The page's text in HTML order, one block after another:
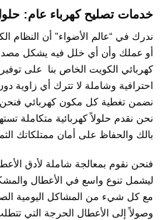
خدمات تصليح كهرباء عام:
ندرك في “عالم الأضواء” أن النظام
أو عملك وأن أي خلل فيه يشكل
كهربائي الكويت الخاص بنا على
احترافية وشاملة لا تترك أي زاوية
نضمن تغطية كل مكون كهربائي
نحن نقدم حلولاً كهربائية متكاملة
بالك والحفاظ على أمان ممتلكاتك
فنحن نقوم بمعالجة شاملة لأدق
ليشمل تنوع واسع في الأعطال
مع كل شيء من المشاكل اليومية
وصولاً إلى الأعطال الحرجة التي